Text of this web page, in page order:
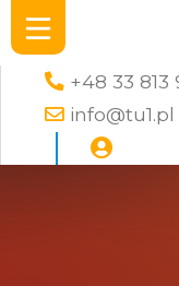
+48 33 813
info@tu1.pl